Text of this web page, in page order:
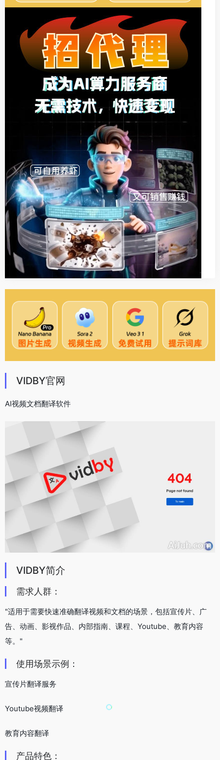
VIDBY官网
AI视频文档翻译软件
VIDBY简介
需求人群：
"适用于需要快速准确翻译视频和文档的场景，包括宣传片、广
告、动画、影视作品、内部指南、课程、Youtube、教育内容
等。"
使用场景示例：
宣传片翻译服务
Youtube视频翻译
教育内容翻译
产品特色：